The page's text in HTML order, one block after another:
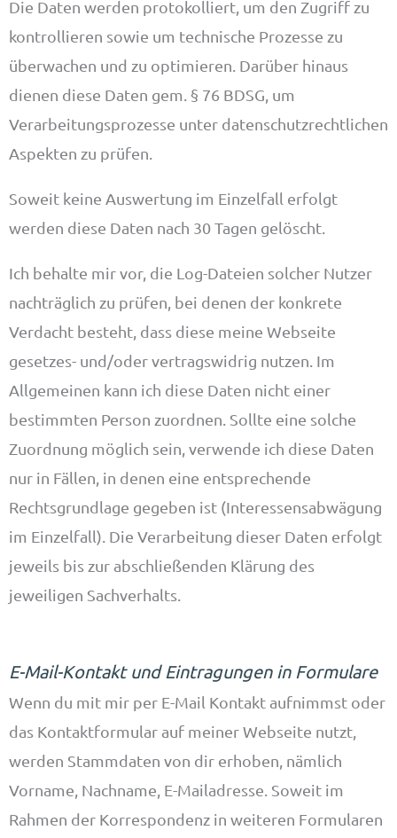
Die Daten werden protokolliert, um den Zugriff zu
kontrollieren sowie um technische Prozesse zu
überwachen und zu optimieren. Darüber hinaus
dienen diese Daten gem. § 76 BDSG, um
Verarbeitungsprozesse unter datenschutzrechtlichen
Aspekten zu prüfen.
Soweit keine Auswertung im Einzelfall erfolgt
werden diese Daten nach 30 Tagen gelöscht.
Ich behalte mir vor, die Log-Dateien solcher Nutzer
nachträglich zu prüfen, bei denen der konkrete
Verdacht besteht, dass diese meine Webseite
gesetzes- und/oder vertragswidrig nutzen. Im
Allgemeinen kann ich diese Daten nicht einer
bestimmten Person zuordnen. Sollte eine solche
Zuordnung möglich sein, verwende ich diese Daten
nur in Fällen, in denen eine entsprechende
Rechtsgrundlage gegeben ist (Interessensabwägung
im Einzelfall). Die Verarbeitung dieser Daten erfolgt
jeweils bis zur abschließenden Klärung des
jeweiligen Sachverhalts.
E-Mail-Kontakt und Eintragungen in Formulare
Wenn du mit mir per E-Mail Kontakt aufnimmst oder
das Kontaktformular auf meiner Webseite nutzt,
werden Stammdaten von dir erhoben, nämlich
Vorname, Nachname, E-Mailadresse. Soweit im
Rahmen der Korrespondenz in weiteren Formularen